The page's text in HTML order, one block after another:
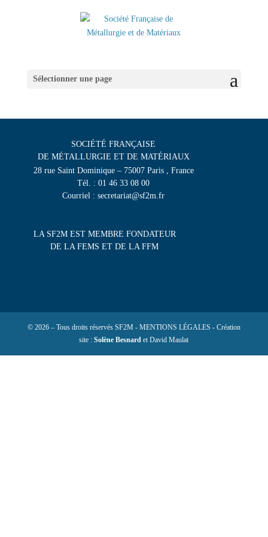
Sélectionner une page
SOCIÉTÉ FRANÇAISE
DE MÉTALLURGIE ET DE MATÉRIAUX
28 rue Saint Dominique – 75007 Paris , France
Tél. : 01 46 33 08 00
Courriel : secretariat@sf2m.fr
LA SF2M EST MEMBRE FONDATEUR
DE LA FEMS ET DE LA FFM
© 2026 – Tous droits réservés SF2M - MENTIONS LÉGALES - Création
site :Solène Besnard et David Maulat